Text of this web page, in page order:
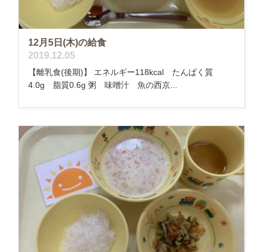
12月5日(木)の給食
2019.12.05
【離乳食(後期)】 エネルギー118kcal たんぱく質
4.0g 脂質0.6g 粥 味噌汁 魚の西京...